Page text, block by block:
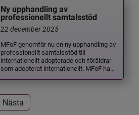
Ny upphandling av
professionellt samtalsstöd
22 december 2025
MFoF genomför nu en ny upphandling av
professionellt samtalsstöd till
internationellt adopterade och föräldrar
som adopterat internationellt. MFoF ha...
Nästa